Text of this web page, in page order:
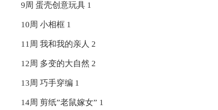
9周 蛋壳创意玩具 1
10周 小相框 1
11周 我和我的亲人 2
12周 多变的大自然 2
13周 巧手穿编 1
14周 剪纸”老鼠嫁女” 1